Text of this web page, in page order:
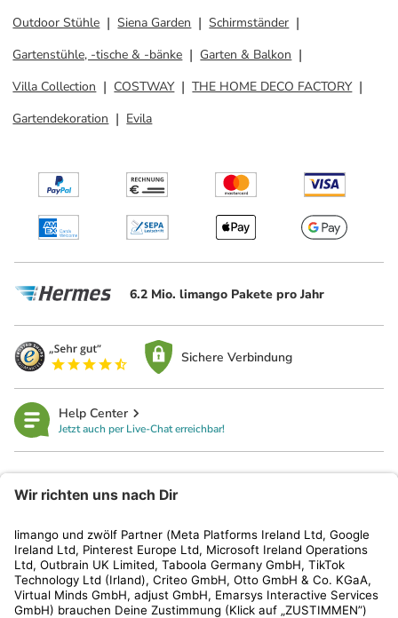
Outdoor Stühle
Siena Garden
Schirmständer
Gartenstühle, -tische & -bänke
Garten & Balkon
Villa Collection
COSTWAY
THE HOME DECO FACTORY
Gartendekoration
Evila
6.2 Mio. limango Pakete pro Jahr
Sichere Verbindung
Help Center
Jetzt auch per Live-Chat erreichbar!
Kundenservice
Shop